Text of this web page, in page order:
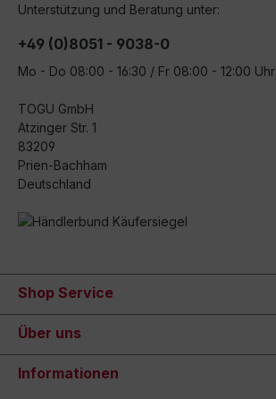
Unterstützung und Beratung unter:
+49 (0)8051 - 9038-0
Mo - Do 08:00 - 16:30 / Fr 08:00 - 12:00 Uhr
TOGU GmbH
Atzinger Str. 1
83209
Prien-Bachham
Deutschland
Shop Service
Über uns
Informationen